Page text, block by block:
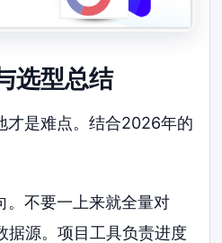
选型总结
才是难点。结合2026年的
。不要一上来就全量对
据源。项目工具负责进度